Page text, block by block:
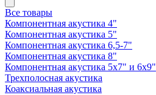
Все товары
Компонентная акустика 4"
Компонентная акустика 5"
Компонентная акустика 6,5-7"
Компонентная акустика 8"
Компонентная акустика 5х7" и 6х9"
Трехполосная акустика
Коаксиальная акустика